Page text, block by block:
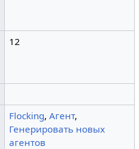
12
Flocking,Агент,
Генерировать новых
агентов